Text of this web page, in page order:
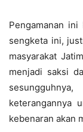
Pengamanan
sengketa ini,
masyarakat
menjadi saksi
keterangannya
kebenaran akan